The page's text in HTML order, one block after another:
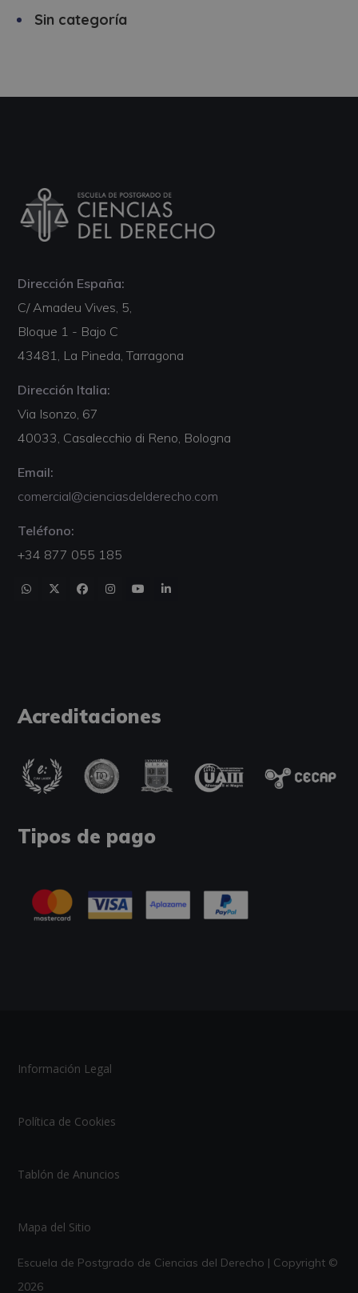
Sin categoría
Dirección España:
C/ Amadeu Vives, 5,
Bloque 1 - Bajo C
43481, La Pineda, Tarragona
Dirección Italia:
Via Isonzo, 67
40033, Casalecchio di Reno, Bologna
Email:
comercial@cienciasdelderecho.com
Teléfono:
+34 877 055 185
Acreditaciones
Tipos de pago
Información Legal
Política de Cookies
Tablón de Anuncios
Mapa del Sitio
Escuela de Postgrado de Ciencias del Derecho | Copyright ©
2026